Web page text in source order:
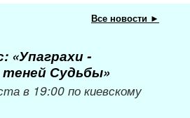
Все новости ►
«Упаграхи -
Судьбы»
в 19:00 по киевскому